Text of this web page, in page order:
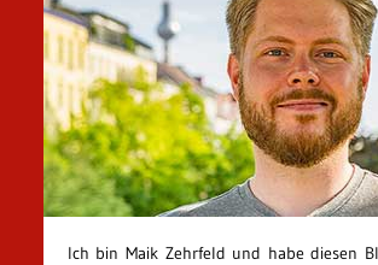
Ich bin Maik Zehrfeld und habe diesen